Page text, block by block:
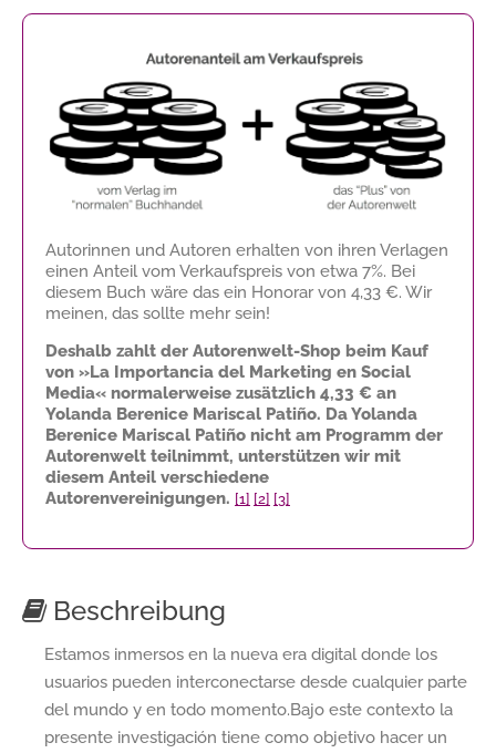
Autorinnen und Autoren erhalten von ihren Verlagen
einen Anteil vom Verkaufspreis von etwa 7%. Bei
diesem Buch wäre das ein Honorar von 4,33 €. Wir
meinen, das sollte mehr sein!
Deshalb zahlt der Autorenwelt-Shop beim Kauf
von »La Importancia del Marketing en Social
Media« normalerweise zusätzlich 4,33 € an
Yolanda Berenice Mariscal Patiño. Da Yolanda
Berenice Mariscal Patiño nicht am Programm der
Autorenwelt teilnimmt, unterstützen wir mit
diesem Anteil verschiedene
Autorenvereinigungen. [1] [2] [3]
Beschreibung
Estamos inmersos en la nueva era digital donde los
usuarios pueden interconectarse desde cualquier parte
del mundo y en todo momento.Bajo este contexto la
presente investigación tiene como objetivo hacer un